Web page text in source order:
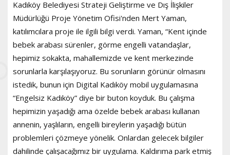
Kadıköy Belediyesi Strateji Geliştirme ve Dış İlişkiler
Müdürlüğü Proje Yönetim Ofisi'nden Mert Yaman,
katılımcılara proje ile ilgili bilgi verdi. Yaman, “Kent içinde
bebek arabası sürenler, görme engelli vatandaşlar,
hepimiz sokakta, mahallemizde ve kent merkezinde
sorunlarla karşılaşıyoruz. Bu sorunların görünür olmasını
istedik, bunun için Digital Kadıköy mobil uygulamasına
“Engelsiz Kadıköy” diye bir buton koyduk. Bu çalışma
hepimizin yaşadığı ama özelde bebek arabası kullanan
annenin, yaşlıların, engelli bireylerin yaşadığı bütün
problemleri çözmeye yönelik. Onlardan gelecek bilgiler
dahilinde çalışacağımız bir uygulama. Kaldırıma park etmiş